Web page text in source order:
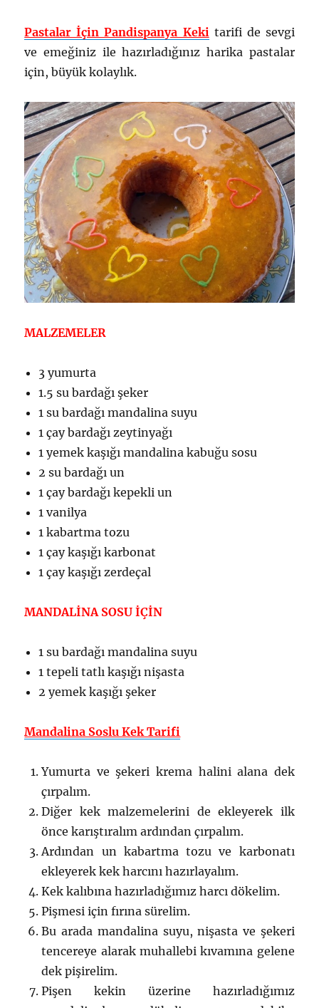
Pastalar İçin Pandispanya Keki tarifi de sevgi
ve emeğiniz ile hazırladığınız harika pastalar
için, büyük kolaylık.
MALZEMELER
3 yumurta
1.5 su bardağı şeker
1 su bardağı mandalina suyu
1 çay bardağı zeytinyağı
1 yemek kaşığı mandalina kabuğu sosu
2 su bardağı un
1 çay bardağı kepekli un
1 vanilya
1 kabartma tozu
1 çay kaşığı karbonat
1 çay kaşığı zerdeçal
MANDALİNA SOSU İÇİN
1 su bardağı mandalina suyu
1 tepeli tatlı kaşığı nişasta
2 yemek kaşığı şeker
Mandalina Soslu Kek Tarifi
Yumurta ve şekeri krema halini alana dek
çırpalım.
Diğer kek malzemelerini de ekleyerek ilk
önce karıştıralım ardından çırpalım.
Ardından un kabartma tozu ve karbonatı
ekleyerek kek harcını hazırlayalım.
Kek kalıbına hazırladığımız harcı dökelim.
Pişmesi için fırına sürelim.
Bu arada mandalina suyu, nişasta ve şekeri
tencereye alarak muhallebi kıvamına gelene
dek pişirelim.
Pişen kekin üzerine hazırladığımız